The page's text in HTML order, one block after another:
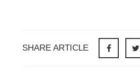
SHARE ARTICLE